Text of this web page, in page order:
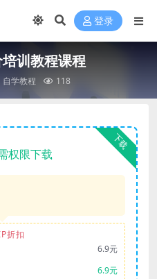
登录
训教程课程
自学教程 118
下载
权限下载
折扣
6.9元
6.9元